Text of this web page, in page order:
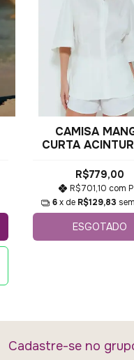
CAMISA
CURTA
COSTAS
R$779,00
R$701,10 com
6 x de R$129,83
ESGOTADO
Cadastre-se no